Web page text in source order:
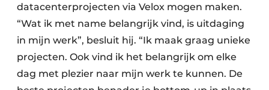
datacenterprojecten via Velox mogen maken.
“Wat ik met name belangrijk vind, is uitdaging
in mijn werk”, besluit hij. “Ik maak graag unieke
projecten. Ook vind ik het belangrijk om elke
dag met plezier naar mijn werk te kunnen. De